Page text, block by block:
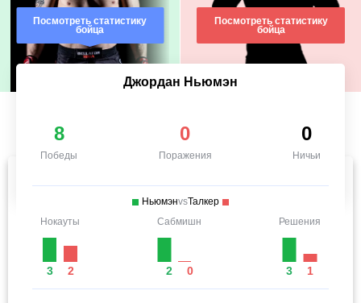
Посмотреть статистику
бойца
Посмотреть статистику
бойца
Джордан Ньюмэн
8
Победы
0
Поражения
0
Ничьи
НьюмэнvsТалкер
Нокауты
3 2
Сабмишн
2 0
Решения
3 1